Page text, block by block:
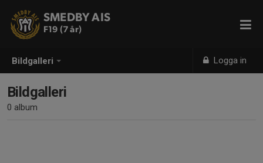
Bildgalleri Logga in
SMEDBY AIS
F19 (7 år)
Bildgalleri
0 album